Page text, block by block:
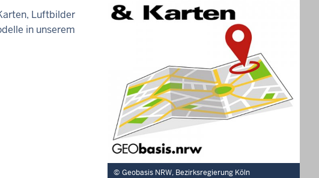
Geobasis NRW, Bezirksregierung Köln
Luftbilder
in unserem